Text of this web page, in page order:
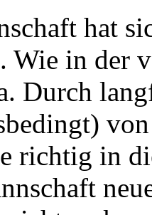
hat
Wie in der
Durch
richtig in